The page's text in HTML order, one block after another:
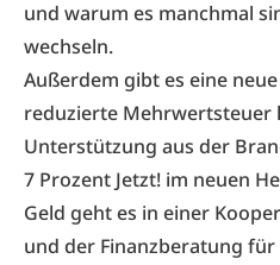
und warum es manchmal
wechseln.
Außerdem gibt es eine
reduzierte
Unterstützung aus der
7 Prozent Jetzt! im neuen
Geld geht es in einer
und der Finanzberatung